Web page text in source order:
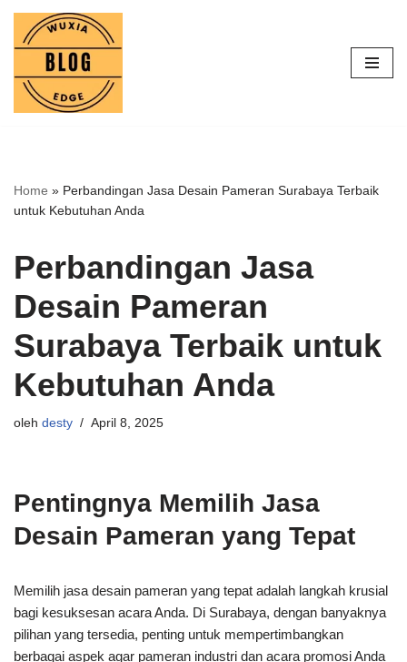
Lompat
konten
Home » Perbandingan Jasa Desain Pameran Surabaya Terbaik
untuk Kebutuhan Anda
Perbandingan Jasa
Desain Pameran
Surabaya Terbaik untuk
Kebutuhan Anda
oleh desty April 8, 2025
Pentingnya Memilih Jasa
Desain Pameran yang Tepat
Memilih jasa desain pameran yang tepat adalah langkah krusial
bagi kesuksesan acara Anda. Di Surabaya, dengan banyaknya
pilihan yang tersedia, penting untuk mempertimbangkan
berbagai aspek agar pameran industri dan acara promosi Anda